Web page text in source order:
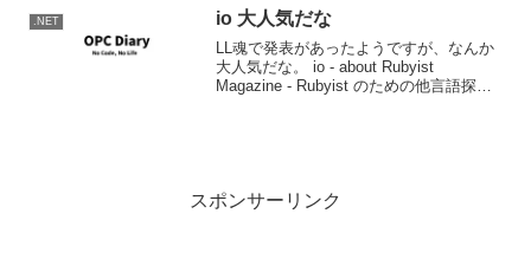
.NET io 大人気だな
LL魂で発表があったようですが、なんか
大人気だな。 io - about Rubyist
Magazine - Rubyist のための他言語探訪
スポンサーリンク